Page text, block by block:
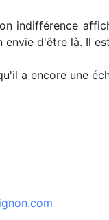
indifférence
envie d'être là. Il
a encore une